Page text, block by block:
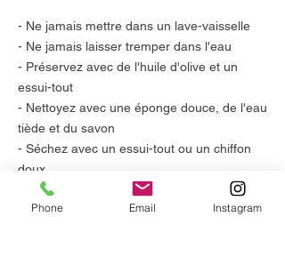
- Ne jamais mettre dans un lave-vaisselle
- Ne jamais laisser tremper dans l'eau
- Préservez avec de l'huile d'olive et un
essui-tout
- Nettoyez avec une éponge douce, de l'eau
tiède et du savon
- Séchez avec un essui-tout ou un chiffon
doux
Phone Email Instagram